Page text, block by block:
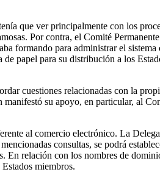
que ver principalmente con los
Por contra, el Comité
formando para administrar el sistema
papel para su distribución a los
cuestiones relacionadas con la
manifestó su apoyo, en particular, al
al comercio electrónico. La
consultas, se podrá
En relación con los nombres de
miembros.